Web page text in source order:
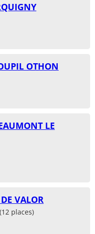
OTHON
LE
VALOR
places)